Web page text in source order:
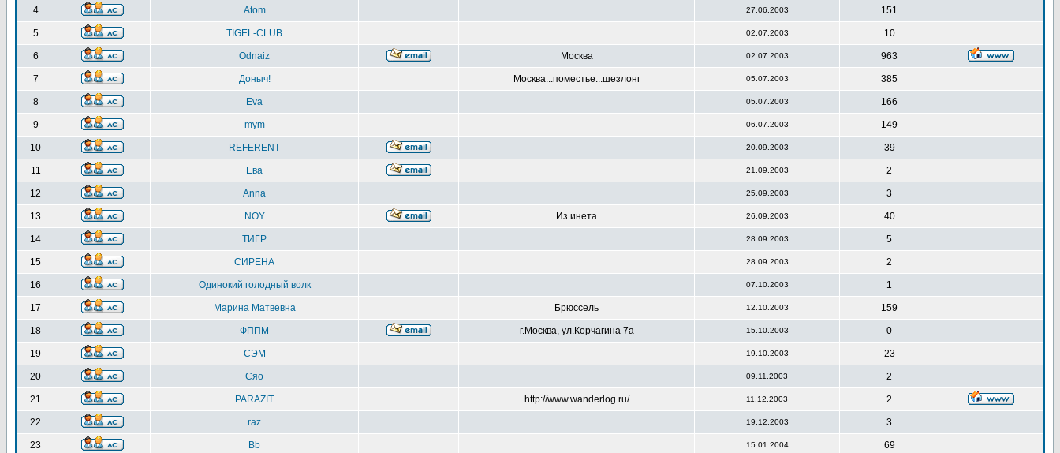
4 Atom 27.06.2003 151
5 TIGEL-CLUB 02.07.2003 10
6 Odnaiz Москва 02.07.2003 963
7 Доныч! Москва...поместье...шезлонг 05.07.2003 385
8 Eva 05.07.2003 166
9 mym 06.07.2003 149
10 REFERENT 20.09.2003 39
11 Ева 21.09.2003 2
12 Anna 25.09.2003 3
13 NOY Из инета 26.09.2003 40
14 ТИГР 28.09.2003 5
15 СИРЕНА 28.09.2003 2
16 Одинокий голодный волк 07.10.2003 1
17 Марина Матвевна Брюссель 12.10.2003 159
18 ФППМ г.Москва, ул.Корчагина 7а 15.10.2003 0
19 СЭМ 19.10.2003 23
20 Сяо 09.11.2003 2
21 PARAZIT http://www.wanderlog.ru/ 11.12.2003 2
22 raz 19.12.2003 3
23 Bb 15.01.2004 69